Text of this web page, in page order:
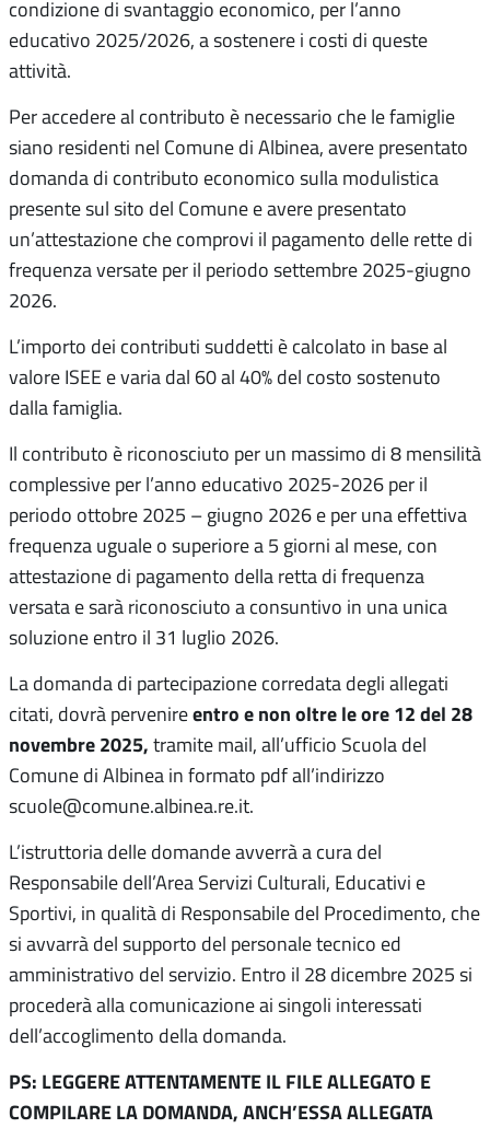
condizione di svantaggio economico, per l’anno
educativo 2025/2026, a sostenere i costi di queste
attività.
Per accedere al contributo è necessario che le famiglie
siano residenti nel Comune di Albinea, avere presentato
domanda di contributo economico sulla modulistica
presente sul sito del Comune e avere presentato
un’attestazione che comprovi il pagamento delle rette di
frequenza versate per il periodo settembre 2025-giugno
2026.
L’importo dei contributi suddetti è calcolato in base al
valore ISEE e varia dal 60 al 40% del costo sostenuto
dalla famiglia.
Il contributo è riconosciuto per un massimo di 8 mensilità
complessive per l’anno educativo 2025-2026 per il
periodo ottobre 2025 – giugno 2026 e per una effettiva
frequenza uguale o superiore a 5 giorni al mese, con
attestazione di pagamento della retta di frequenza
versata e sarà riconosciuto a consuntivo in una unica
soluzione entro il 31 luglio 2026.
La domanda di partecipazione corredata degli allegati
citati, dovrà pervenireentro e non oltre le ore 12 del 28
novembre 2025, tramite mail, all’ufficio Scuola del
Comune di Albinea in formato pdf all’indirizzo
scuole@comune.albinea.re.it.
L’istruttoria delle domande avverrà a cura del
Responsabile dell’Area Servizi Culturali, Educativi e
Sportivi, in qualità di Responsabile del Procedimento, che
si avvarrà del supporto del personale tecnico ed
amministrativo del servizio. Entro il 28 dicembre 2025 si
procederà alla comunicazione ai singoli interessati
dell’accoglimento della domanda.
PS: LEGGERE ATTENTAMENTE IL FILE ALLEGATO E
COMPILARE LA DOMANDA, ANCH’ESSA ALLEGATA